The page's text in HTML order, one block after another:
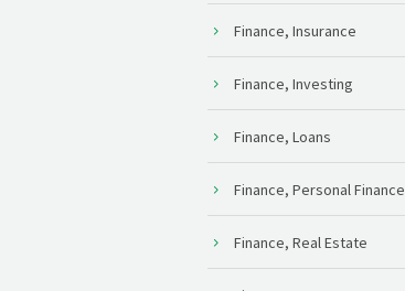
Finance, Insurance
Finance, Investing
Finance, Loans
Finance, Personal Finance
Finance, Real Estate